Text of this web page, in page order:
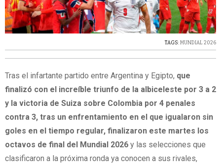
TAGS:MUNDIAL 2026
Tras el infartante partido entre Argentina y Egipto, que
finalizó con el increíble triunfo de la albiceleste por 3 a 2
y la victoria de Suiza sobre Colombia por 4 penales
contra 3, tras un enfrentamiento en el que igualaron sin
goles en el tiempo regular, finalizaron este martes los
octavos de final del Mundial 2026 y las selecciones que
clasificaron a la próxima ronda ya conocen a sus rivales,